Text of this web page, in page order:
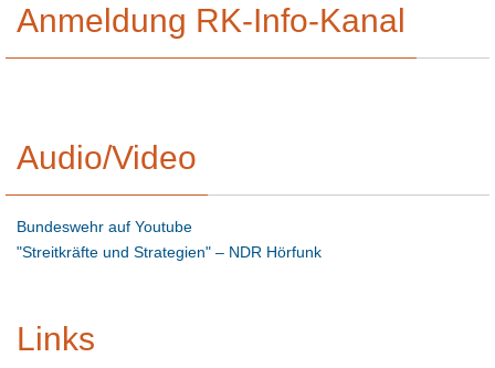
Anmeldung RK-Info-Kanal
Audio/Video
Bundeswehr auf Youtube
"Streitkräfte und Strategien" – NDR Hörfunk
Links